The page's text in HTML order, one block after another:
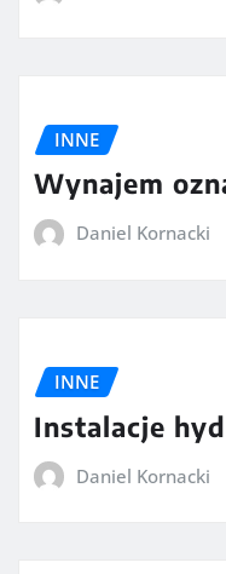
INNE
Wynajem
Daniel Kornacki
INNE
Instalacje
Daniel Kornacki